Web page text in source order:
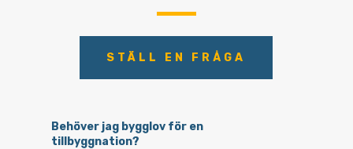
STÄLL EN FRÅGA
Behöver jag bygglov för en
tillbyggnation?